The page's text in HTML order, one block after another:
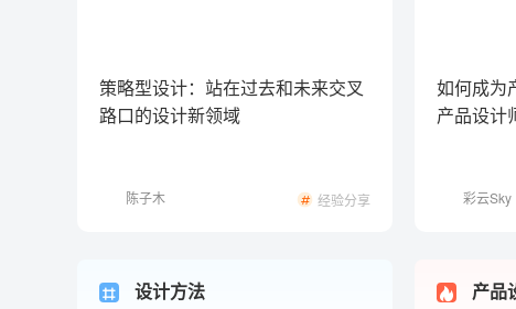
策略型设计：站在过去和未来交叉
路口的设计新领域
陈子木 经验分享
如何成为
产品设计
彩云Sky
设计方法 产品